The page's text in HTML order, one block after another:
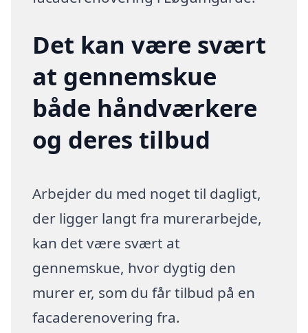
Det kan være svært
at gennemskue
både håndværkere
og deres tilbud
Arbejder du med noget til dagligt,
der ligger langt fra murerarbejde,
kan det være svært at
gennemskue, hvor dygtig den
murer er, som du får tilbud på en
facaderenovering fra.